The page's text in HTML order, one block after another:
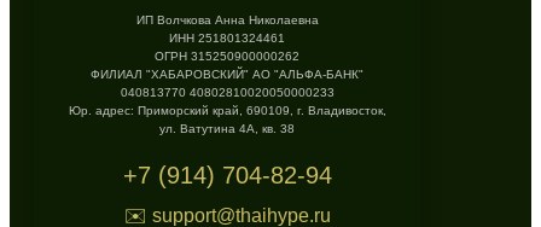
ИП Волчкова Анна Николаевна
ИНН 251801324461
ОГРН 315250900000262
ФИЛИАЛ "ХАБАРОВСКИЙ" АО "АЛЬФА-БАНК"
040813770 40802810020050000233
Юр. адрес: Приморский край, 690109, г. Владивосток,
ул. Ватутина 4А, кв. 38
+7 (914) 704-82-94
✉️ support@thaihype.ru